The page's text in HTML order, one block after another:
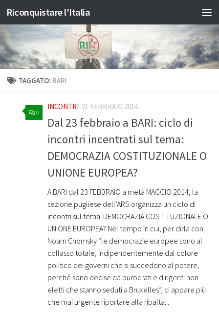
Salta al contenuto
Riconquistare l'Italia
TAGGATO: BARI
0
INCONTRI 21 FEBBRAIO 2014
Dal 23 febbraio a BARI: ciclo di
incontri incentrati sul tema:
DEMOCRAZIA COSTITUZIONALE O
UNIONE EUROPEA?
A BARI dal 23 FEBBRAIO a metà MAGGIO 2014, la
sezione pugliese dell’ARS organizza un ciclo di
incontri sul tema: DEMOCRAZIA COSTITUZIONALE O
UNIONE EUROPEA? Nel tempo in cui, per dirla con
Noam Chomsky “le democrazie europee sono al
collasso totale, indipendentemente dal colore
politico dei governi che si succedono al potere,
perché sono decise da burocrati e dirigenti non
eletti che stanno seduti a Bruxelles”, ci appare più
che mai urgente riportare alla ribalta...